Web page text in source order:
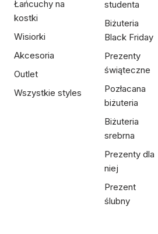
Łańcuchy na
kostki
Wisiorki
Akcesoria
Outlet
Wszystkie styles
studenta
Biżuteria
Black Friday
Prezenty
świąteczne
Pozłacana
biżuteria
Biżuteria
srebrna
Prezenty dla
niej
Prezent
ślubny